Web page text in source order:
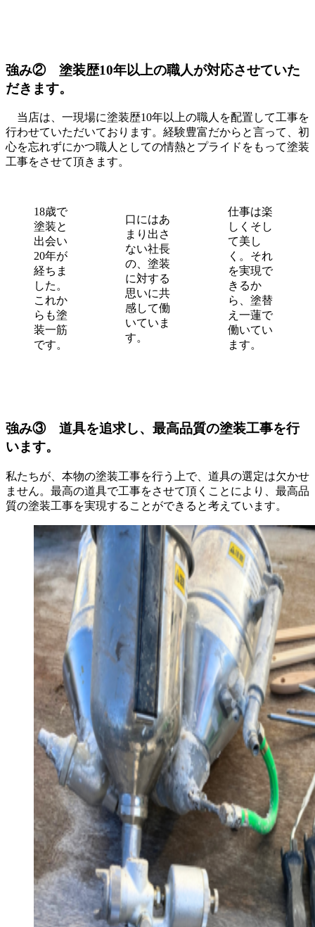
強み② 塗装歴10年以上の職人が対応させていた
だきます。
当店は、一現場に塗装歴10年以上の職人を配置して工事を
行わせていただいております。経験豊富だからと言って、初
心を忘れずにかつ職人としての情熱とプライドをもって塗装
工事をさせて頂きます。
18歳で
塗装と
出会い
20年が
経ちま
した。
これか
らも塗
装一筋
です。
口にはあ
まり出さ
ない社長
の、塗装
に対する
思いに共
感して働
いていま
す。
仕事は楽
しくそし
て美し
く。それ
を実現で
きるか
ら、塗替
え一蓮で
働いてい
ます。
強み③ 道具を追求し、最高品質の塗装工事を行
います。
私たちが、本物の塗装工事を行う上で、道具の選定は欠かせ
ません。最高の道具で工事をさせて頂くことにより、最高品
質の塗装工事を実現することができると考えています。